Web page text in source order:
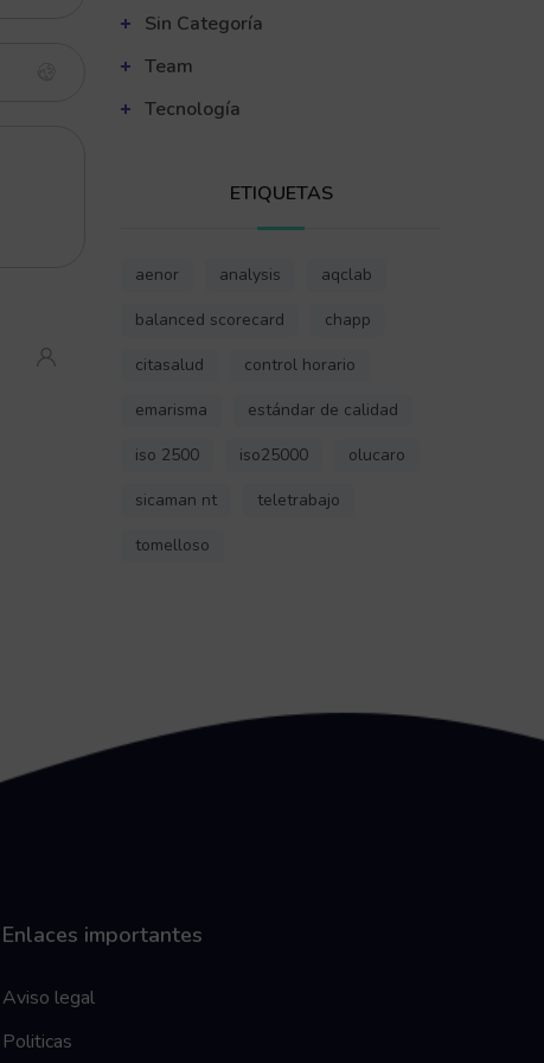
Sin Categoría
Team
Tecnología
ETIQUETAS
aenor analysis
aqclab
balanced scorecard
chapp
citasalud
control horario
emarisma
estándar de calidad
iso 2500
iso25000
olucaro
sicaman nt
teletrabajo
tomelloso
Enlaces importantes
Aviso legal
Politicas